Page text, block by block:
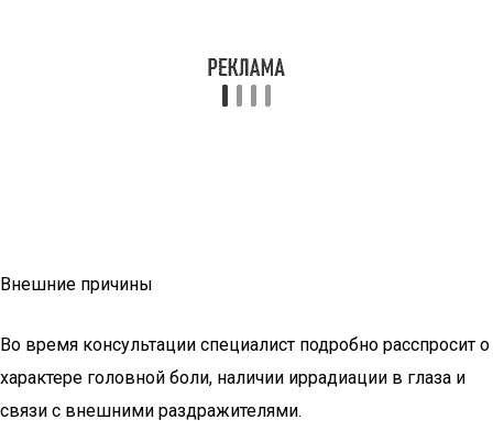
Внешние причины
Во время консультации специалист подробно расспросит о
характере головной боли, наличии иррадиации в глаза и
связи с внешними раздражителями.